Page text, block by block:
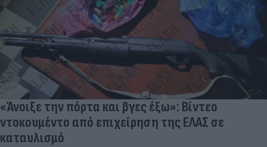
«Άνοιξε την πόρτα και βγες έξω»: Βίντεο
ντοκουμέντο από επιχείρηση της ΕΛΑΣ σε
καταυλισμό